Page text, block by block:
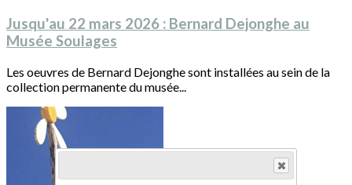
Jusqu'au 22 mars 2026 : Bernard Dejonghe au
Musée Soulages
Les oeuvres de Bernard Dejonghe sont installées au sein de la
collection permanente du musée...